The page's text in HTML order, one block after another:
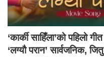
‘कार्की साहिँला’को पहिलो गीत
‘लग्यौ परान’ सार्वजनिक, जितु